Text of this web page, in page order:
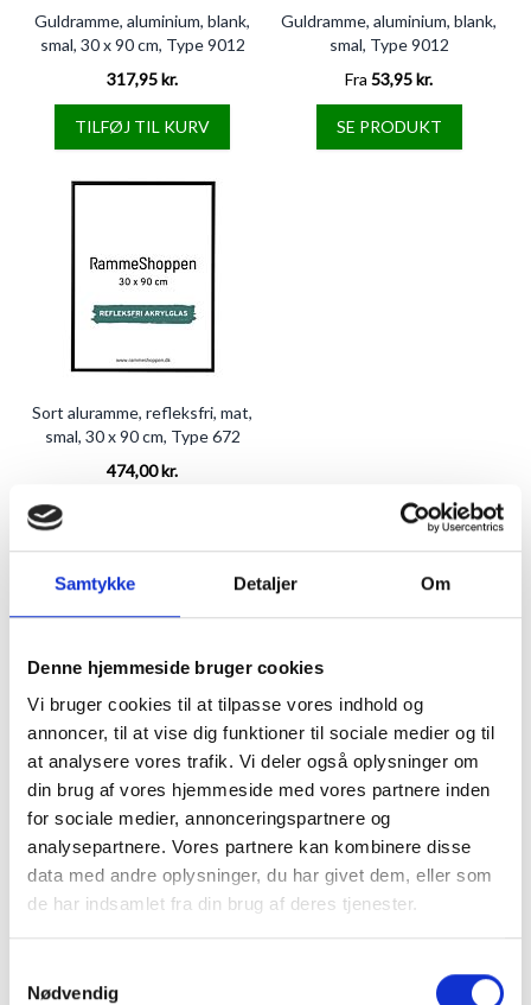
Samtykke Detaljer Om
Denne hjemmeside bruger cookies
Vi bruger cookies til at tilpasse vores indhold og
annoncer, til at vise dig funktioner til sociale medier og til
at analysere vores trafik. Vi deler også oplysninger om
din brug af vores hjemmeside med vores partnere inden
for sociale medier, annonceringspartnere og
analysepartnere. Vores partnere kan kombinere disse
data med andre oplysninger, du har givet dem, eller som
de har indsamlet fra din brug af deres tjenester.
Nødvendig
Guldramme, aluminium, blank,
smal, 30 x 90 cm, Type 9012
317,95 kr.
TILFØJ TIL KURV
Guldramme, aluminium, blank,
smal, Type 9012
Fra 53,95 kr.
SE PRODUKT
Sort aluramme, refleksfri, mat,
smal, 30 x 90 cm, Type 672
474,00 kr.
7varer Vis
Aluminiumsramme
muligheder
Alurammer er en af tidens mest populære typer
billedrammer. Rammer af aluminium giver mulighed for en
smal og diskret ramme, selv til store billeder som plakater og
frontglasset på plads, er meget tyndere end ved trærammer